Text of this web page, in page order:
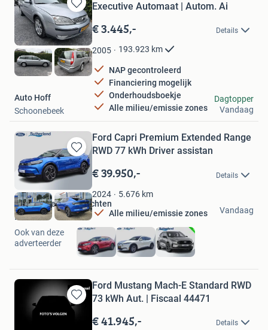
Bewaren
in
Mijn
Favorieten
Executive Automaat | Autom. Ai
€ 3.445,- Details
2005 193.923 km
NAP gecontroleerd
Financiering mogelijk
Onderhoudsboekje
Alle milieu/emissie zones
Auto Hoff
Schoonebeek
Dagtopper
Vandaag
Bewaren
in
Mijn
Favorieten
Ford Capri Premium Extended Range
RWD 77 kWh Driver assistan
€ 39.950,- Details
2024 5.676 km
Alle milieu/emissie zones
Ford Sutherland Drachten
Drachten
Vandaag
Ook van deze
adverteerder
Bewaren
in
Ford Mustang Mach-E Standard RWD
73 kWh Aut. | Fiscaal 44471
€ 41.945,- Details